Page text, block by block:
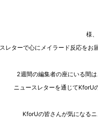
様
レターで心にメイラード反応をお
2週間の編集者の座にいる間
ニュースレターを通じてKforU
KforUの皆さんが気になる